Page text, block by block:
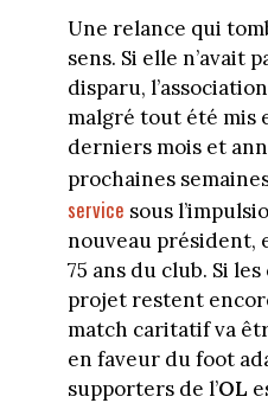
Une relance qui
sens. Si elle n’avait
disparu, l’association
malgré tout été mis
derniers mois et
prochaines
service sous
nouveau président,
75 ans du club. Si
projet restent
match caritatif va
en faveur du foot
supporters de l’OL